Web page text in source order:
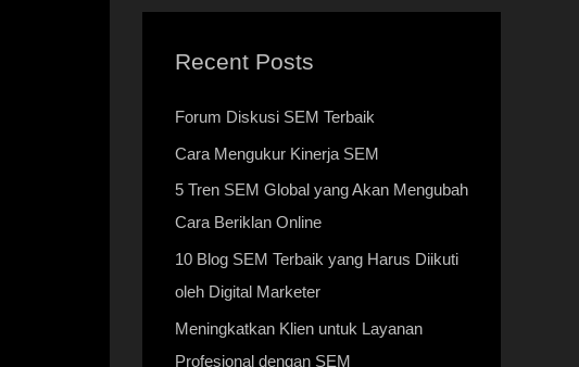
Recent Posts
Forum Diskusi SEM Terbaik
Cara Mengukur Kinerja SEM
5 Tren SEM Global yang Akan Mengubah
Cara Beriklan Online
10 Blog SEM Terbaik yang Harus Diikuti
oleh Digital Marketer
Meningkatkan Klien untuk Layanan
Profesional dengan SEM